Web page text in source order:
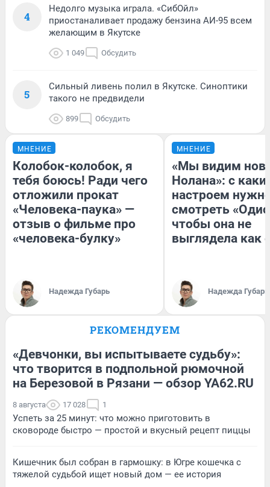
4
Недолго музыка играла. «СибОйл»
приостаналивает продажу бензина АИ-95 всем
желающим в Якутске
1 049 Обсудить
5
Сильный ливень полил в Якутске. Синоптики
такого не предвидели
899 Обсудить
МНЕНИЕ
Колобок-колобок, я
тебя боюсь! Ради чего
отложили прокат
«Человека-паука» —
отзыв о фильме про
«человека-булку»
Надежда Губарь
МНЕНИЕ
«Мы видим
Нолана»: с
настроем
смотреть
чтобы она не
выглядела как
Надежда Губарь
РЕКОМЕНДУЕМ
«Девчонки, вы испытываете судьбу»:
что творится в подпольной рюмочной
на Березовой в Рязани — обзор YA62.RU
8 августа 17 028 1
Успеть за 25 минут: что можно приготовить в
сковороде быстро — простой и вкусный рецепт пиццы
Кишечник был собран в гармошку: в Югре кошечка с
тяжелой судьбой ищет новый дом — ее история